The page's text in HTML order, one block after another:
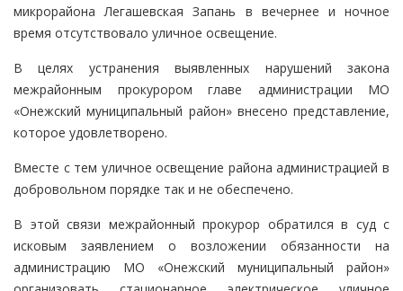
микрорайона Легашевская Запань в вечернее и ночное
время отсутствовало уличное освещение.
В целях устранения выявленных нарушений закона
межрайонным прокурором главе администрации МО
«Онежский муниципальный район» внесено представление,
которое удовлетворено.
Вместе с тем уличное освещение района администрацией в
добровольном порядке так и не обеспечено.
В этой связи межрайонный прокурор обратился в суд с
исковым заявлением о возложении обязанности на
администрацию МО «Онежский муниципальный район»